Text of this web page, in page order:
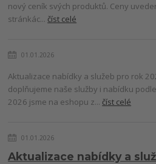
nový ceník svých produktů. Ceny
stránkác... číst celé
01.01.2026
Aktualizace nabídky a služeb pro rok
doplňujeme naše služby i nabídku
2026 jsme na eshopu z... číst celé
01.01.2026
Aktualizace nabídky a